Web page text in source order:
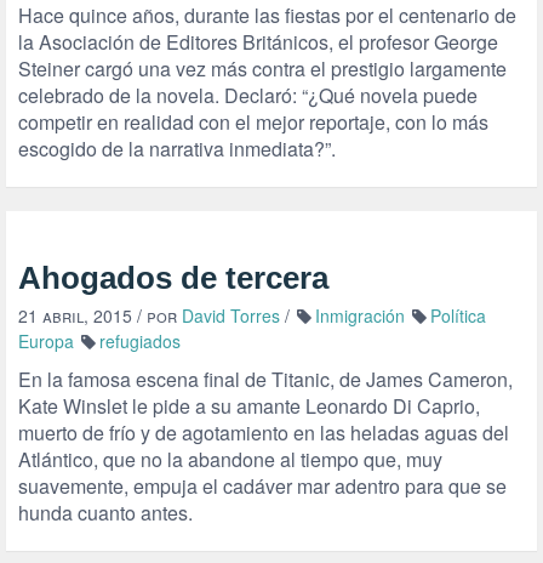
Hace quince años, durante las fiestas por el centenario de
la Asociación de Editores Británicos, el profesor George
Steiner cargó una vez más contra el prestigio largamente
celebrado de la novela. Declaró: “¿Qué novela puede
competir en realidad con el mejor reportaje, con lo más
escogido de la narrativa inmediata?”.
Ahogados de tercera
21 abril, 2015 / por David Torres / Inmigración
Política
Europa
refugiados
En la famosa escena final de Titanic, de James Cameron,
Kate Winslet le pide a su amante Leonardo Di Caprio,
muerto de frío y de agotamiento en las heladas aguas del
Atlántico, que no la abandone al tiempo que, muy
suavemente, empuja el cadáver mar adentro para que se
hunda cuanto antes.